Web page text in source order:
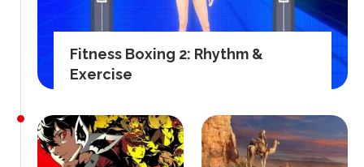
Fitness Boxing 2: Rhythm &
Exercise